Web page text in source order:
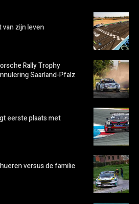
zijn leven
Rally Trophy
Saarland-Pfalz
eerste plaats met
versus de familie